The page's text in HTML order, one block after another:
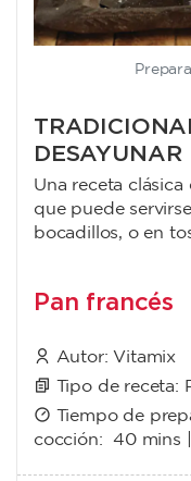
DESAYUNAR
Una receta
que puede
bocadillos, o en
Pan francés
Autor: Vitamix
Tipo de receta:
Tiempo de
cocción:40 mins